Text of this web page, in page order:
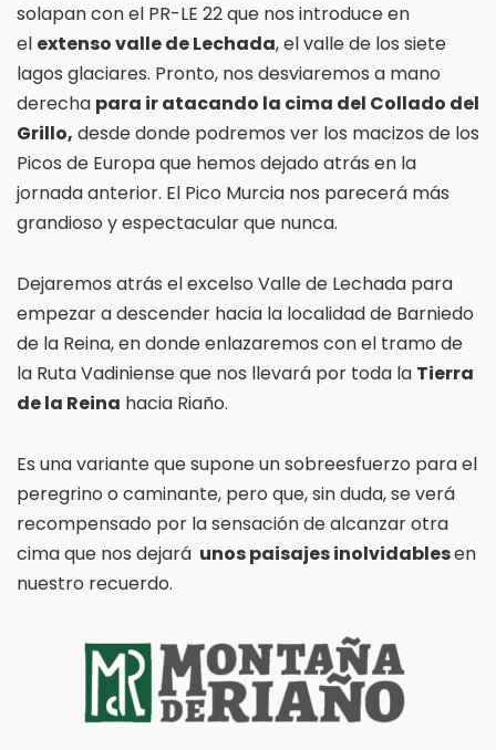
solapan con el PR-LE 22 que nos introduce en
el extenso valle de Lechada, el valle de los siete
lagos glaciares. Pronto, nos desviaremos a mano
derecha para ir atacando la cima del Collado del
Grillo, desde donde podremos ver los macizos de los
Picos de Europa que hemos dejado atrás en la
jornada anterior. El Pico Murcia nos parecerá más
grandioso y espectacular que nunca.
Dejaremos atrás el excelso Valle de Lechada para
empezar a descender hacia la localidad de Barniedo
de la Reina, en donde enlazaremos con el tramo de
la Ruta Vadiniense que nos llevará por toda la Tierra
de la Reina hacia Riaño.
Es una variante que supone un sobreesfuerzo para el
peregrino o caminante, pero que, sin duda, se verá
recompensado por la sensación de alcanzar otra
cima que nos dejará unos paisajes inolvidablesen
nuestro recuerdo.